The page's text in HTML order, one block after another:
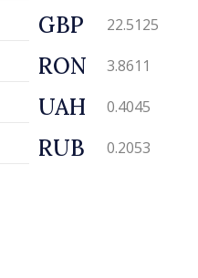
GBP 22.5125
RON 3.8611
UAH 0.4045
RUB 0.2053